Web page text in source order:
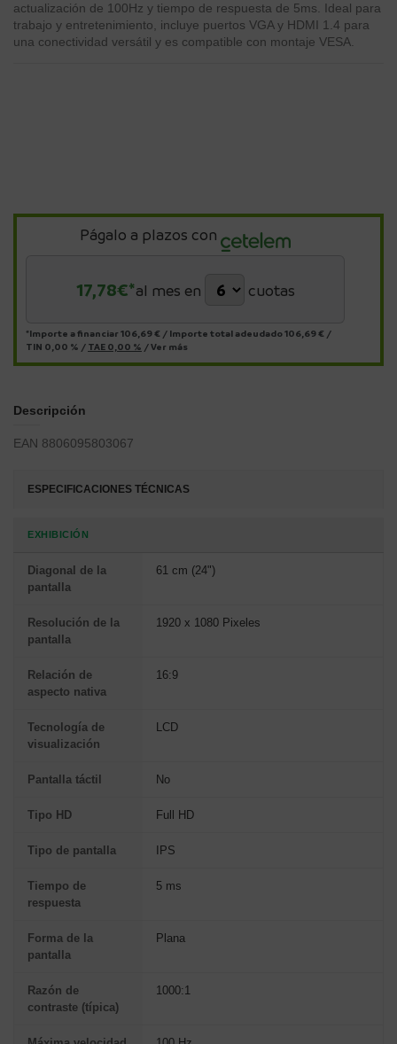
actualización de 100Hz y tiempo de respuesta de 5ms. Ideal para
trabajo y entretenimiento, incluye puertos VGA y HDMI 1.4 para
una conectividad versátil y es compatible con montaje VESA.
Págalo a plazos con
17,78€*al mes en cuotas
*Importe a financiar 106,69 € / Importe total adeudado106,69 € /
TIN 0,00 % / TAE 0,00 % /Ver más
Descripción
EAN 8806095803067
ESPECIFICACIONES TÉCNICAS
EXHIBICIÓN
Diagonal de la
pantalla
61 cm (24")
Resolución de la
pantalla
1920 x 1080 Pixeles
Relación de
aspecto nativa
16:9
Tecnología de
visualización
LCD
Pantalla táctil No
Tipo HD Full HD
Tipo de pantalla IPS
Tiempo de
respuesta
5 ms
Forma de la
pantalla
Plana
Razón de
contraste (típica)
1000:1